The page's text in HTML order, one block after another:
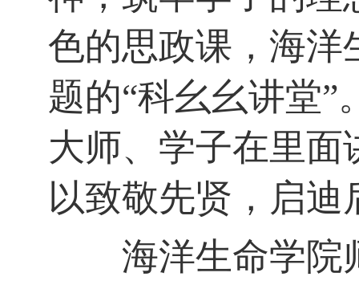
色的思政课，海洋
题的“科幺幺讲堂”
大师、学子在里面
以致敬先贤，启迪
海洋生命学院